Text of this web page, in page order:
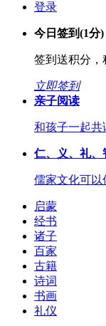
登录
今日签到(1分)
签到送积分，
立即签到
亲子阅读
和孩子一起共
仁、义、礼、
儒家文化可以
启蒙
经书
诸子
百家
古籍
诗词
书画
礼仪